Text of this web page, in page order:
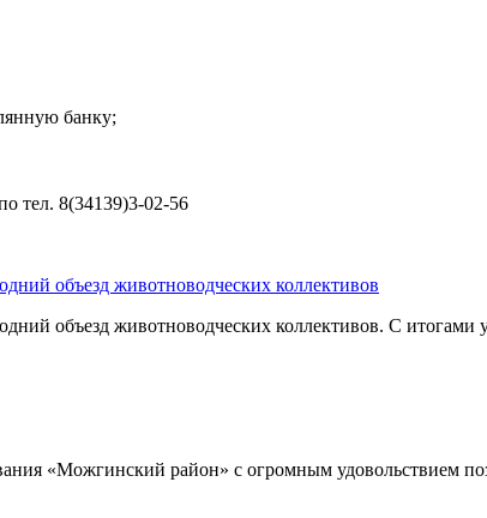
банку;
тел. 8(34139)3-02-56
объезд животноводческих коллективов
объезд животноводческих коллективов. С
«Можгинский район» с огромным удовольствием